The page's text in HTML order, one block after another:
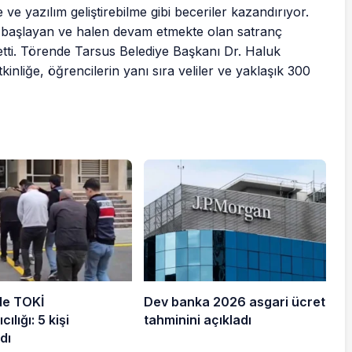
yazılım geliştirebilme gibi beceriler kazandırıyor.
ve halen devam etmekte olan satranç
Törende Tarsus Belediye Başkanı Dr. Haluk
öğrencilerin yanı sıra veliler ve yaklaşık 300
TOKİ
5 kişi
Dev banka 2026 asgari ücret
tahminini açıkladı